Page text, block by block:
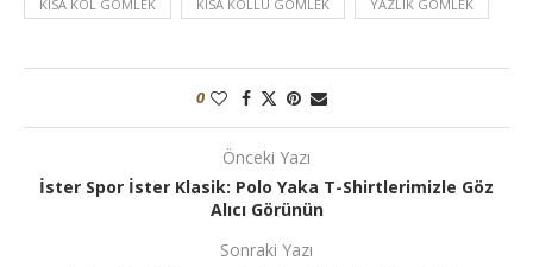
KISA KOL GÖMLEK KISA KOLLU GÖMLEK YAZLIK GÖMLEK
0
Önceki Yazı
İster Spor İster Klasik: Polo Yaka T-Shirtlerimizle Göz
Alıcı Görünün
Sonraki Yazı